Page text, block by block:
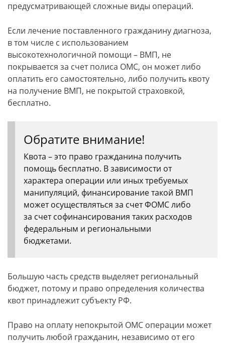
предусматривающей сложные виды операций.
Если лечение поставленного гражданину диагноза,
в том числе с использованием
высокотехнологичной помощи – ВМП, не
покрывается за счет полиса ОМС, он может либо
оплатить его самостоятельно, либо получить квоту
на получение ВМП, не покрытой страховкой,
бесплатно.
Обратите внимание!
Квота – это право гражданина получить
помощь бесплатно. В зависимости от
характера операции или иных требуемых
манипуляций, финансирование такой ВМП
может осуществляться за счет ФОМС либо
за счет софинансирования таких расходов
федеральным и региональными
бюджетами.
Большую часть средств выделяет региональный
бюджет, потому и право определения количества
квот принадлежит субъекту РФ.
Право на оплату непокрытой ОМС операции может
получить любой гражданин, независимо от его